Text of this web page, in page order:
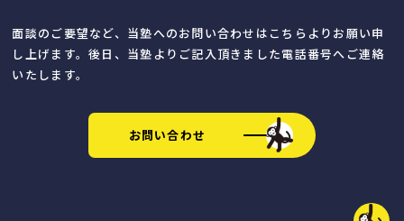
面談のご要望など、当塾へのお問い合わせはこちらよりお願い申
し上げます。後日、当塾よりご記入頂きました電話番号へご連絡
いたします。
お問い合わせ